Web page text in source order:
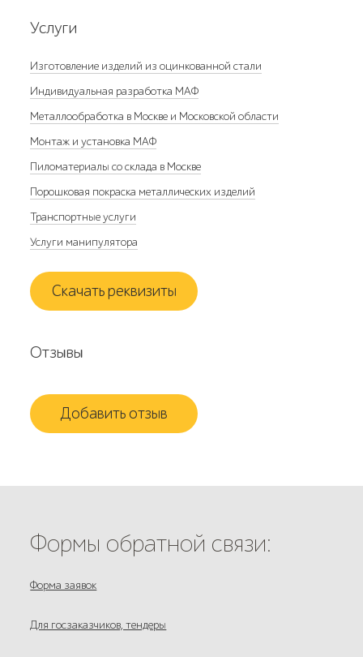
Услуги
Изготовление изделий из оцинкованной стали
Индивидуальная разработка МАФ
Металлообработка в Москве и Московской области
Монтаж и установка МАФ
Пиломатериалы со склада в Москве
Порошковая покраска металлических изделий
Транспортные услуги
Услуги манипулятора
Скачать реквизиты
Отзывы
Добавить отзыв
Формы обратной связи:
Форма заявок
Для госзаказчиков, тендеры